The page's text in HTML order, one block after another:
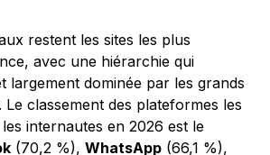
restent les sites les plus
avec une hiérarchie qui
largement dominée par les grands
Le classement des plateformes les
internautes en 2026 est le
(70,2 %), WhatsApp (66,1 %),